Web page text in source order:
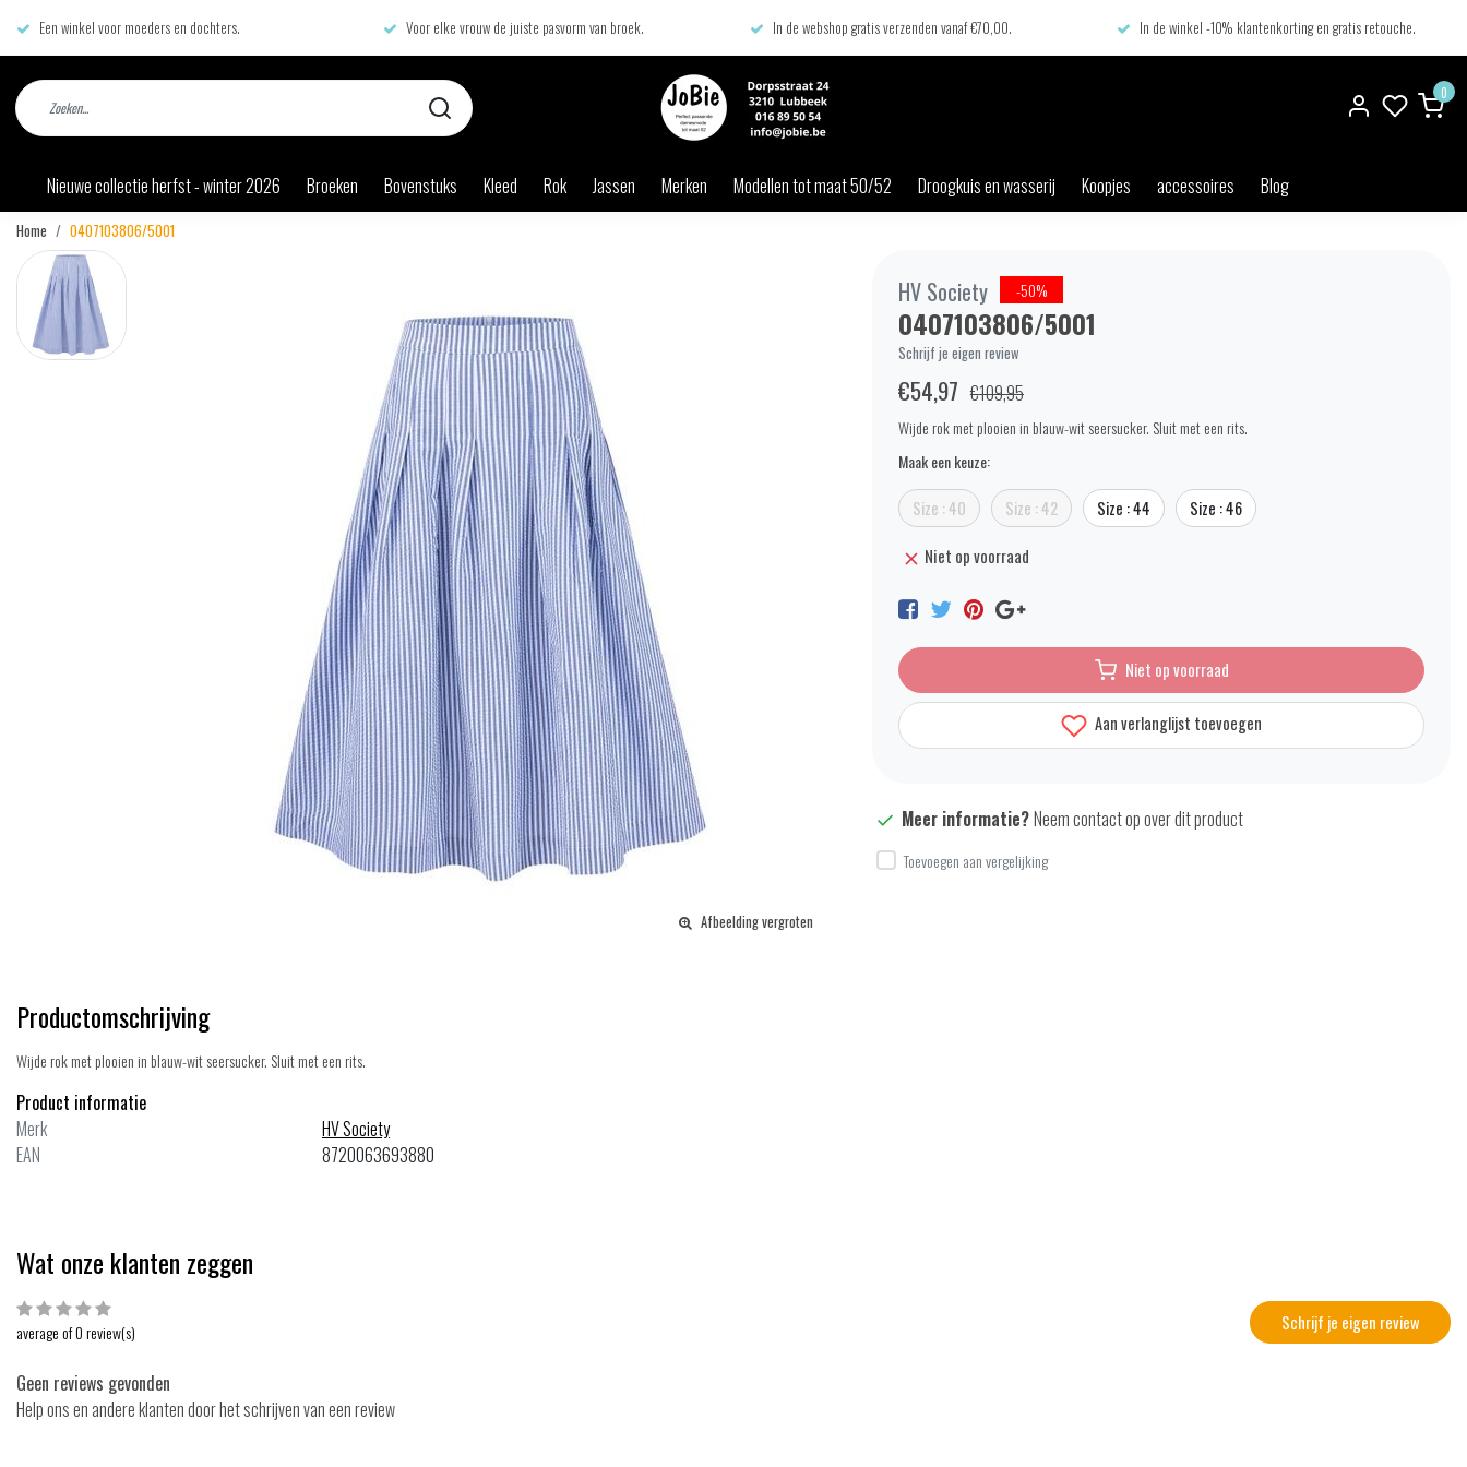
Een winkel voor moeders en dochters. Voor elke vrouw de juiste pasvorm van broek. In de webshop gratis verzenden vanaf €70,00. In de winkel -10% klantenkorting en gratis retouche.
0
Nieuwe collectie herfst - winter 2026 Broeken Bovenstuks Kleed Rok Jassen Merken Modellen tot maat 50/52 Droogkuis en wasserij Koopjes accessoires Blog
Home 0407103806/5001
Afbeelding vergroten
HV Society -50%
0407103806/5001
Schrijf je eigen review
€54,97 €109,95
Wijde rok met plooien in blauw-wit seersucker. Sluit met een rits.
Maak een keuze:
Size : 40 Size : 42 Size : 44 Size : 46
Niet op voorraad
Niet op voorraad
Aan verlanglijst toevoegen
Meer informatie?Neem contact op over dit product
Toevoegen aan vergelijking
Productomschrijving
Wijde rok met plooien in blauw-wit seersucker. Sluit met een rits.
Product informatie
Merk
HV Society
EAN
8720063693880
Wat onze klanten zeggen
average of 0 review(s) Schrijf je eigen review
Geen reviews gevonden
Help ons en andere klanten door het schrijven van een review